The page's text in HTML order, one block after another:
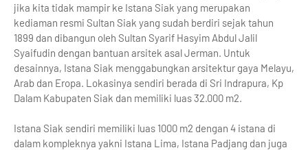
jika kita tidak mampir ke Istana Siak yang merupakan
kediaman resmi Sultan Siak yang sudah berdiri sejak tahun
1899 dan dibangun oleh Sultan Syarif Hasyim Abdul Jalil
Syaifudin dengan bantuan arsitek asal Jerman. Untuk
desainnya, Istana Siak menggabungkan arsitektur gaya Melayu,
Arab dan Eropa. Lokasinya sendiri berada di Sri Indrapura, Kp
Dalam Kabupaten Siak dan memiliki luas 32.000 m2.
Istana Siak sendiri memiliki luas 1000 m2 dengan 4 istana di
dalam kompleknya yakni Istana Lima, Istana Padjang dan juga